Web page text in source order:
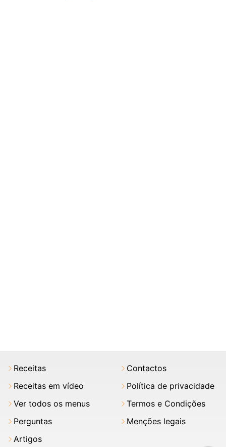
Receitas
Receitas em vídeo
Ver todos os menus
Perguntas
Artigos
Contactos
Política de privacidade
Termos e Condições
Menções legais